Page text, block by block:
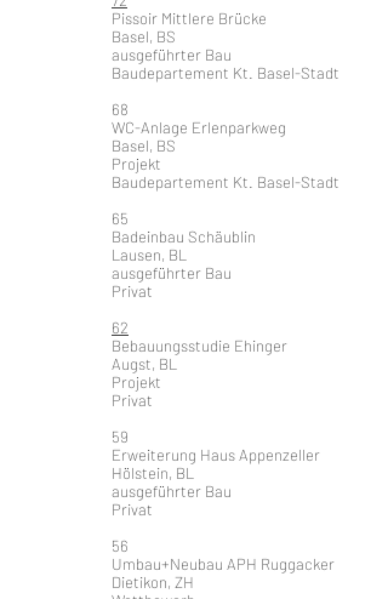
Pissoir Mittlere Brücke
Basel, BS
ausgeführter Bau
Baudepartement Kt. Basel-Stadt
68
WC-Anlage Erlenparkweg
Basel, BS
Projekt
Baudepartement Kt. Basel-Stadt
65
Badeinbau Schäublin
Lausen, BL
ausgeführter Bau
Privat
62
Bebauungsstudie Ehinger
Augst, BL
Projekt
Privat
59
Erweiterung Haus Appenzeller
Hölstein, BL
ausgeführter Bau
Privat
56
Umbau+Neubau APH Ruggacker
Dietikon, ZH